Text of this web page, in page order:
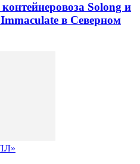
Solong и
в Северном